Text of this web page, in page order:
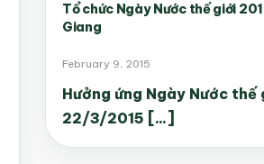
Tổ chức Ngày Nước thế giới
Giang
February 9, 2015
Hưởng ứng Ngày Nước thế
22/3/2015 [...]